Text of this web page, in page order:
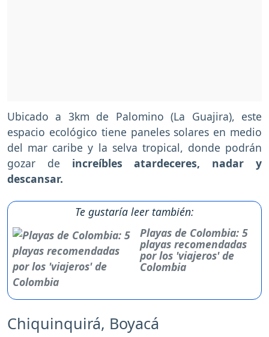
Ubicado a 3km de Palomino (La Guajira), este
espacio ecológico tiene paneles solares en medio
del mar caribe y la selva tropical, donde podrán
gozar de increíbles atardeceres, nadar y
descansar.
Te gustaría leer también:
Playas de Colombia: 5
playas recomendadas
por los 'viajeros' de
Colombia
Chiquinquirá, Boyacá